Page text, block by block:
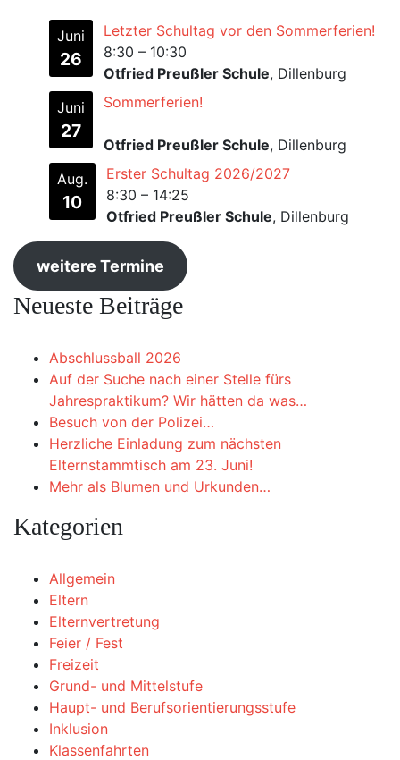
Juni
26
Letzter Schultag vor den Sommerferien!
8:30 – 10:30
Otfried Preußler Schule, Dillenburg
Juni
27
Sommerferien!
Otfried Preußler Schule, Dillenburg
Aug.
10
Erster Schultag 2026/2027
8:30 – 14:25
Otfried Preußler Schule, Dillenburg
weitere Termine
Neueste Beiträge
Abschlussball 2026
Auf der Suche nach einer Stelle fürs
Jahrespraktikum? Wir hätten da was…
Besuch von der Polizei…
Herzliche Einladung zum nächsten
Elternstammtisch am 23. Juni!
Mehr als Blumen und Urkunden…
Kategorien
Allgemein
Eltern
Elternvertretung
Feier / Fest
Freizeit
Grund- und Mittelstufe
Haupt- und Berufsorientierungsstufe
Inklusion
Klassenfahrten